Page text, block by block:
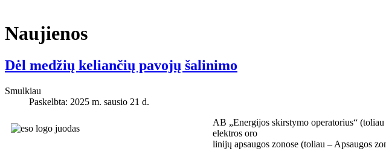
Naujienos
Dėl medžių keliančių pavojų šalinimo
Smulkiau
Paskelbta: 2025 m. sausio 21 d.
AB „Energijos skirstymo operatorius“
elektros oro
linijų apsaugos zonose (toliau – Apsaugos